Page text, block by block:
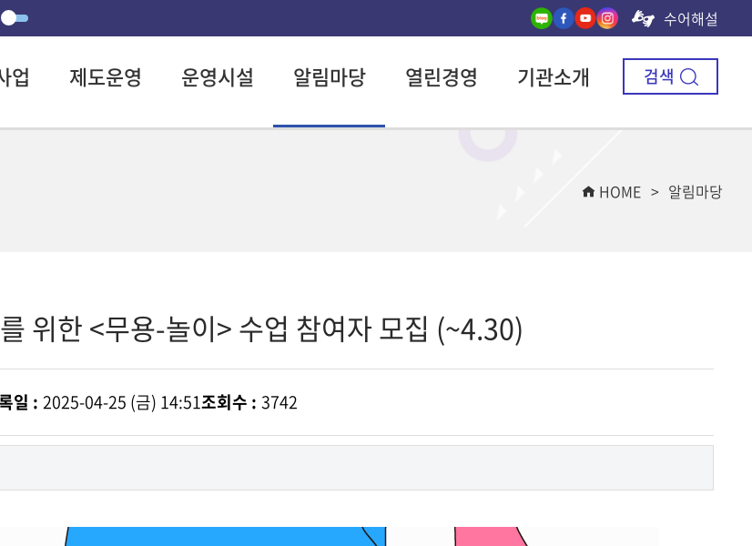
수어해설
업 제도운영 운영시설 알림마당 열린경영 기관소개 검색
HOME 알림마당
위한 <무용-놀이> 수업 참여자 모집 (~4.30)
일 : 2025-04-25 (금) 14:51조회수 : 3742